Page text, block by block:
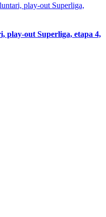
out Superliga, etapa 4,